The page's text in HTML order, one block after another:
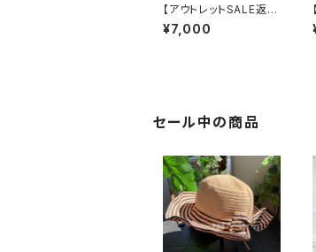
【アウトレットSALE返品
交換不可8/20まで】フ
ランスインポート・BIG
¥7,000
セール中の商品